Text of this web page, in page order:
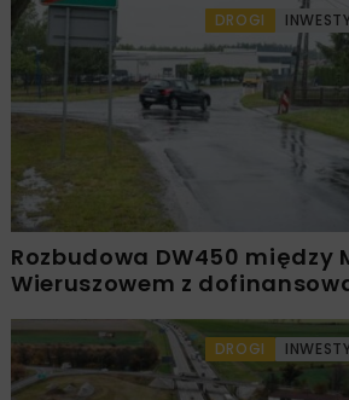
DROGI
Rozbudowa DW450 między
Wieruszowem z
DROGI